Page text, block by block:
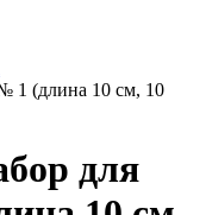
1 (длина 10 см, 10
для